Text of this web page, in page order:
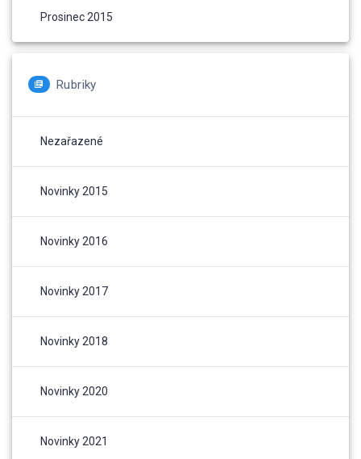
Prosinec 2015
Rubriky
Nezařazené
Novinky 2015
Novinky 2016
Novinky 2017
Novinky 2018
Novinky 2020
Novinky 2021